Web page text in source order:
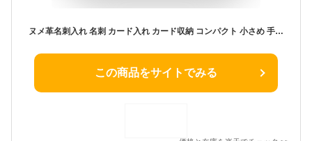
ヌメ革名刺入れ 名刺 カード入れ カード収納 コンパクト 小さめ 手のひらサイズ レディース 名刺入れ 本革 メンズ ユニセックス 男女兼用 財布 おしゃれ 収納 牛革 牛本革 使いやすい オススメ プレゼント ギフト 誕生日 記念日
この商品をサイトでみる